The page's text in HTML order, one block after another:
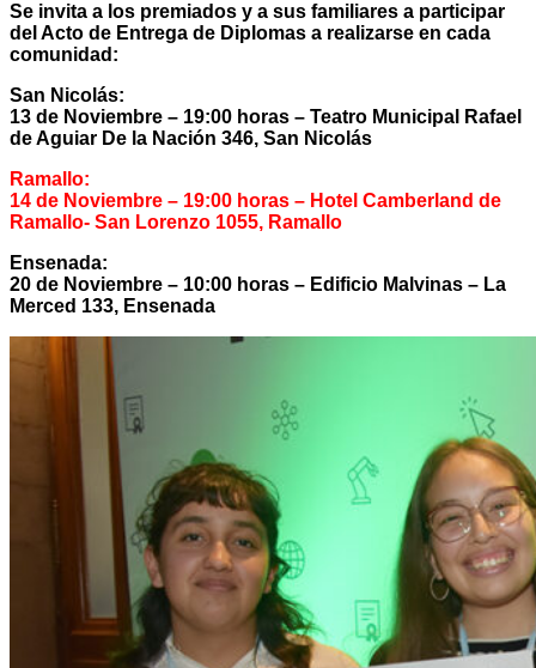
Se invita a los premiados y a sus familiares a participar
del Acto de Entrega de Diplomas a realizarse en cada
comunidad:
San Nicolás:
13 de Noviembre – 19:00 horas – Teatro Municipal Rafael
de Aguiar De la Nación 346, San Nicolás
Ramallo:
14 de Noviembre – 19:00 horas – Hotel Camberland de
Ramallo- San Lorenzo 1055, Ramallo
Ensenada:
20 de Noviembre – 10:00 horas – Edificio Malvinas – La
Merced 133, Ensenada